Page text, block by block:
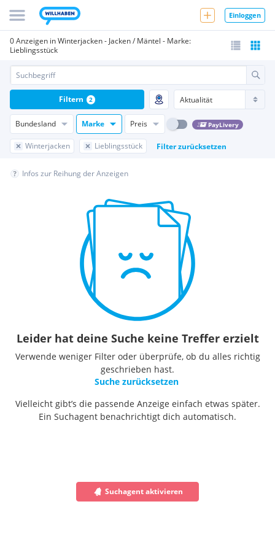
Einloggen
0 Anzeigen in Winterjacken - Jacken / Mäntel - Marke:
Lieblingsstück
Bundesland Marke Preis PayLivery
Winterjacken Lieblingsstück Filter zurücksetzen
Filtern 2
Infos zur Reihung der Anzeigen
Leider hat deine Suche keine Treffer erzielt
Verwende weniger Filter oder überprüfe, ob du alles richtig
geschrieben hast.
Suche zurücksetzen
Vielleicht gibt’s die passende Anzeige einfach etwas später.
Ein Suchagent benachrichtigt dich automatisch.
Suchagent aktivieren